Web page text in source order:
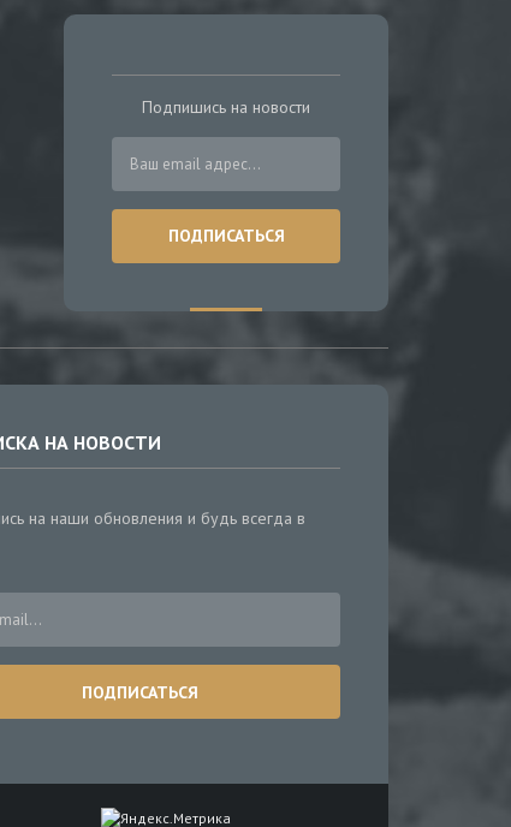
Подпишись на новости
НА НОВОСТИ
на наши обновления и будь всегда в